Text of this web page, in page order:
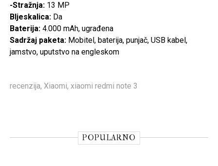
-Stražnja: 13 MP
Bljeskalica: Da
Baterija: 4.000 mAh, ugrađena
Sadržaj paketa: Mobitel, baterija, punjač, USB kabel,
jamstvo, uputstvo na engleskom
recenzija, Xiaomi, xiaomi redmi note 3
POPULARNO